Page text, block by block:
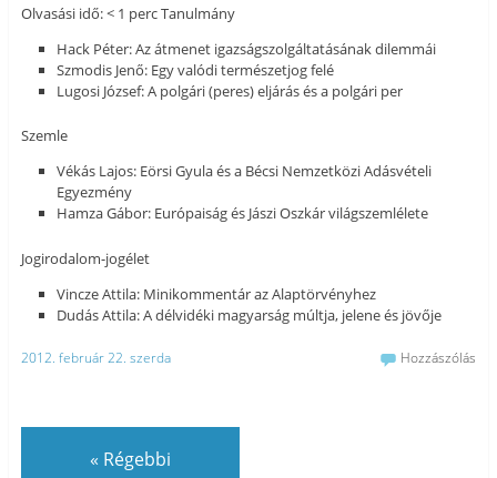
Olvasási idő: < 1 perc Tanulmány
Hack Péter: Az átmenet igazságszolgáltatásának dilemmái
Szmodis Jenő: Egy valódi természetjog felé
Lugosi József: A polgári (peres) eljárás és a polgári per
Szemle
Vékás Lajos: Eörsi Gyula és a Bécsi Nemzetközi Adásvételi
Egyezmény
Hamza Gábor: Európaiság és Jászi Oszkár világszemlélete
Jogirodalom-jogélet
Vincze Attila: Minikommentár az Alaptörvényhez
Dudás Attila: A délvidéki magyarság múltja, jelene és jövője
2012. február 22. szerda Hozzászólás
« Régebbi